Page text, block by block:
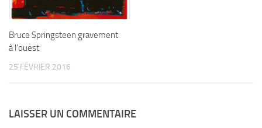
Bruce Springsteen gravement
à l’ouest
25 FÉVRIER 2016
LAISSER UN COMMENTAIRE